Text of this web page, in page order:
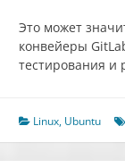
Это может
конвейеры
тестирования и
Linux, Ubuntu